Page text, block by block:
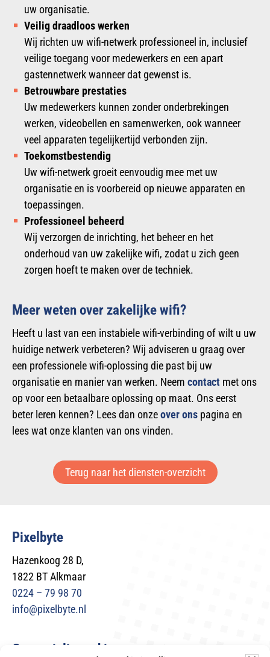
uw organisatie.
Veilig draadloos werken
Wij richten uw wifi-netwerk professioneel in, inclusief
veilige toegang voor medewerkers en een apart
gastennetwerk wanneer dat gewenst is.
Betrouwbare prestaties
Uw medewerkers kunnen zonder onderbrekingen
werken, videobellen en samenwerken, ook wanneer
veel apparaten tegelijkertijd verbonden zijn.
Toekomstbestendig
Uw wifi-netwerk groeit eenvoudig mee met uw
organisatie en is voorbereid op nieuwe apparaten en
toepassingen.
Professioneel beheerd
Wij verzorgen de inrichting, het beheer en het
onderhoud van uw zakelijke wifi, zodat u zich geen
zorgen hoeft te maken over de techniek.
Meer weten over zakelijke wifi?
Heeft u last van een instabiele wifi-verbinding of wilt u uw
huidige netwerk verbeteren? Wij adviseren u graag over
een professionele wifi-oplossing die past bij uw
organisatie en manier van werken. Neem contact met ons
op voor een betaalbare oplossing op maat. Ons eerst
beter leren kennen? Lees dan onzeover ons pagina en
lees wat onze klanten van ons vinden.
Terug naar het diensten-overzicht
Pixelbyte
Hazenkoog 28 D,
1822 BT Alkmaar
0224 – 79 98 70
info@pixelbyte.nl
Gespecialiseerd in